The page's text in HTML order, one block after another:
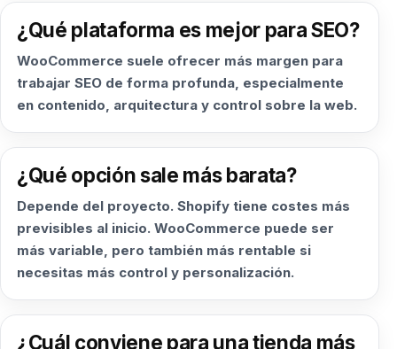
¿Qué plataforma es mejor para SEO?
WooCommerce suele ofrecer más margen para
trabajar SEO de forma profunda, especialmente
en contenido, arquitectura y control sobre la web.
¿Qué opción sale más barata?
Depende del proyecto. Shopify tiene costes más
previsibles al inicio. WooCommerce puede ser
más variable, pero también más rentable si
necesitas más control y personalización.
¿Cuál conviene para una tienda más